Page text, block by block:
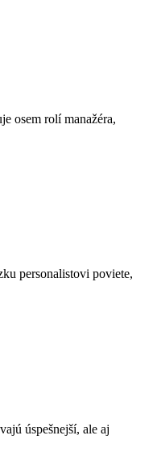
osem rolí manažéra,
personalistovi poviete,
úspešnejší, ale aj